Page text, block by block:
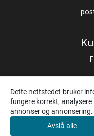
Dette nettstedet bruker
fungere korrekt,
annonser og annonsering.
Avslå alle